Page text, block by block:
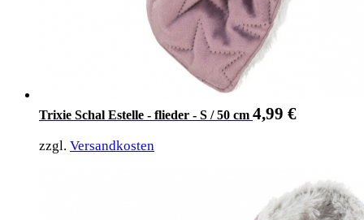
Trixie Schal Estelle - flieder - S / 50 cm 4,99 €
zzgl. Versandkosten